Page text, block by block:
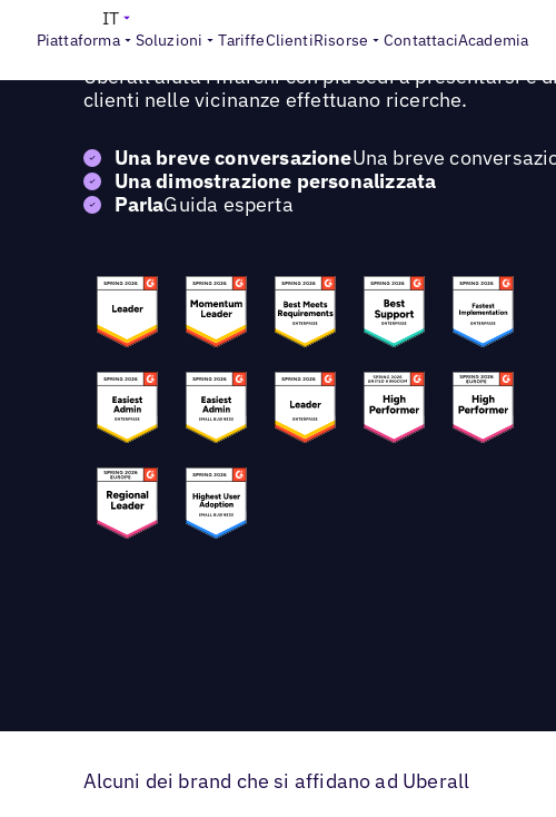
Piattaforma Soluzioni TariffeClientiRisorse ContattaciAcademia
IT
Richiedi una demo personalizzata di Uberall
Scopri come la piattaforma basata sull'intelligenza
Uberall aiuta i marchi con più sedi a presentarsi e
clienti nelle vicinanze effettuano ricerche.
Una breve conversazioneUna breve
Una dimostrazione personalizzata
ParlaGuida esperta
Alcuni dei brand che si affidano ad Uberall